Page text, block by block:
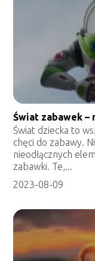
Świat zabawek –
Świat dziecka to
chęci do zabawy.
nieodłącznych
zabawki. Te,...
2023-08-09